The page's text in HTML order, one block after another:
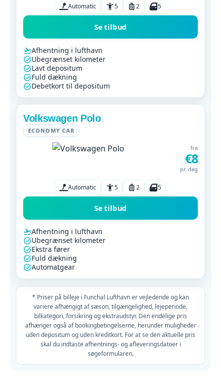
Automatic 5 2 5
Se tilbud
Afhentning i lufthavn
Ubegrænset kilometer
Lavt depositum
Fuld dækning
Debetkort til depositum
Volkswagen Polo
ECONOMY CAR
fra
€8
pr. dag
Automatic 5 2 5
Se tilbud
Afhentning i lufthavn
Ubegrænset kilometer
Ekstra fører
Fuld dækning
Automatgear
* Priser på billeje i Funchal Lufthavn er vejledende og kan
variere afhængigt af sæson, tilgængelighed, lejeperiode,
bilkategori, forsikring og ekstraudstyr. Den endelige pris
afhænger også af bookingbetingelserne, herunder muligheder
uden depositum og uden kreditkort. For at se den aktuelle pris
skal du indtaste afhentnings- og afleveringsdatoer i
søgeformularen.